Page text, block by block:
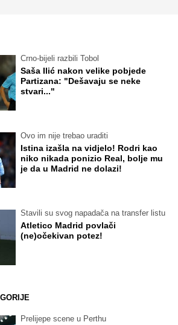
Crno-bijeli razbili Tobol
Saša Ilić nakon velike pobjede
Partizana: "Dešavaju se neke
stvari..."
Ovo im nije trebao uraditi
Istina izašla na vidjelo! Rodri kao
niko nikada ponizio Real, bolje mu
je da u Madrid ne dolazi!
Stavili su svog napadača na transfer listu
Atletico Madrid povlači
(ne)očekivan potez!
Prelijepe scene u Perthu